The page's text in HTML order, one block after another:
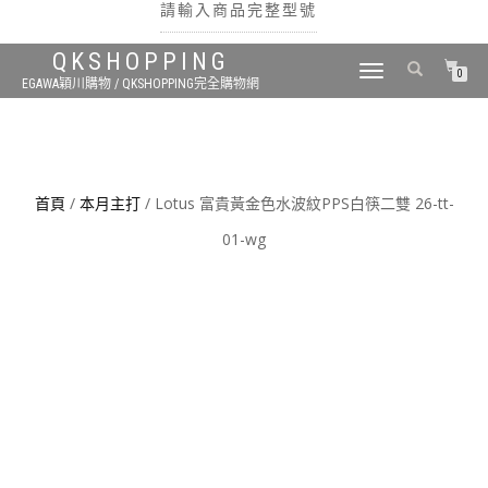
請輸入商品完整型號
QKSHOPPING
EGAWA穎川購物 / QKSHOPPING完全購物網
TOGGLE
0
首頁 / 本月主打/ Lotus 富貴黃金色水波紋PPS白筷二雙 26-tt-
01-wg